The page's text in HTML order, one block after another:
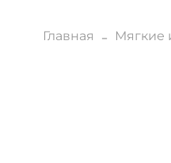
Главная Мягкие